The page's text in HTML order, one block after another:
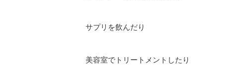
サプリを飲んだり
美容室でトリートメントしたり